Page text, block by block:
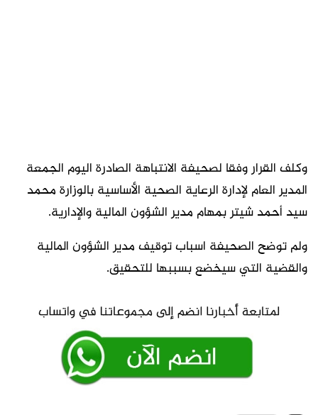
وكلف القرار وفقا لصحيفة الانتباهة الصادرة اليوم الجمعة
المدير العام لإدارة الرعاية الصحية الأساسية بالوزارة محمد
سيد أحمد شيتر بمهام مدير الشؤون المالية والإدارية.
ولم توضح الصحيفة اسباب توقيف مدير الشؤون المالية
والقضية التي سيخضع بسببها للتحقيق.